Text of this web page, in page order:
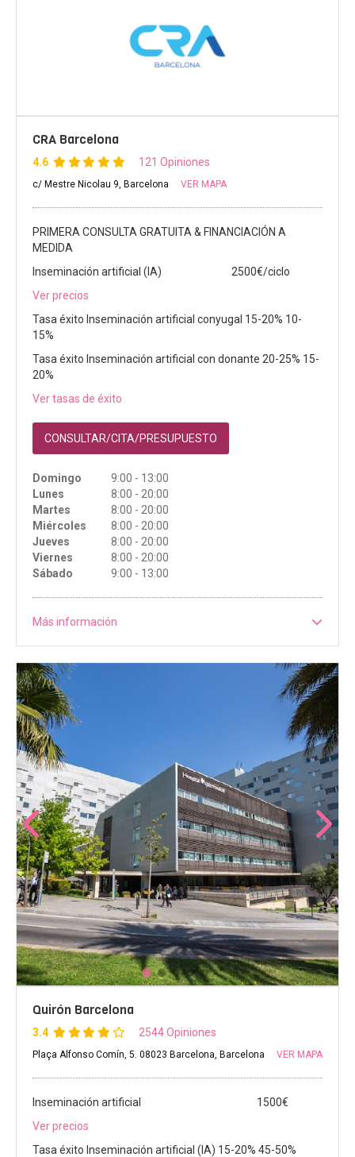
CRA Barcelona
4.6 121 Opiniones
c/ Mestre Nicolau 9, Barcelona VER MAPA
PRIMERA CONSULTA GRATUITA & FINANCIACIÓN A
MEDIDA
Inseminación artificial (IA)
2500€/ciclo
Ver precios
Tasa éxito Inseminación artificial conyugal 15-20% 10-
15%
Tasa éxito Inseminación artificial con donante 20-25% 15-
20%
Ver tasas de éxito
CONSULTAR/CITA/PRESUPUESTO
Domingo
9:00 - 13:00
Lunes
8:00 - 20:00
Martes
8:00 - 20:00
Miércoles
8:00 - 20:00
Jueves
8:00 - 20:00
Viernes
8:00 - 20:00
Sábado
9:00 - 13:00
Más información
Quirón Barcelona
3.4 2544 Opiniones
Plaça Alfonso Comín, 5. 08023 Barcelona, Barcelona VER MAPA
Inseminación artificial
1500€
Ver precios
Tasa éxito Inseminación artificial (IA) 15-20% 45-50%